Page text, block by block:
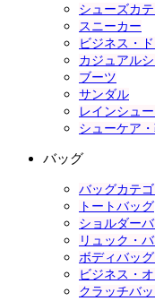
シューズカ
スニーカー
ビジネス・
カジュアル
ブーツ
サンダル
レインシュ
シューケア
バッグ
バッグカテ
トートバッグ
ショルダー
リュック・
ボディバッ
ビジネス・
クラッチバ